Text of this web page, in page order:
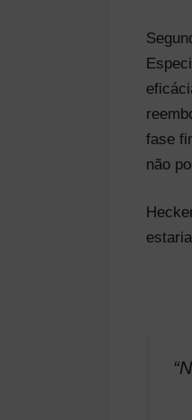
fase
não